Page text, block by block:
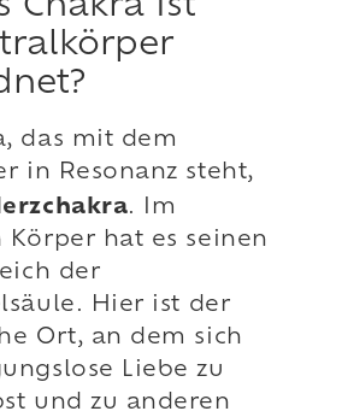
Chakra ist
das mit dem
in Resonanz steht,
. Im
Körper hat es seinen
der
Hier ist der
Ort, an dem sich
Liebe zu
und zu anderen